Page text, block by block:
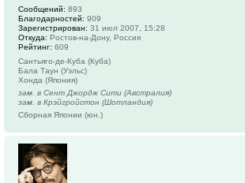
Сообщений: 893
Благодарностей: 909
Зарегистрирован: 31 июл 2007, 15:28
Откуда: Ростов-на-Дону, Россия
Рейтинг: 609
Сантьяго-де-Куба (Куба)
Бала Таун (Уэльс)
Хонда (Япония)
зам. в Сент Джордж Сити (Австралия)
зам. в Крэйгройстон (Шотландия)
Сборная Японии (юн.)